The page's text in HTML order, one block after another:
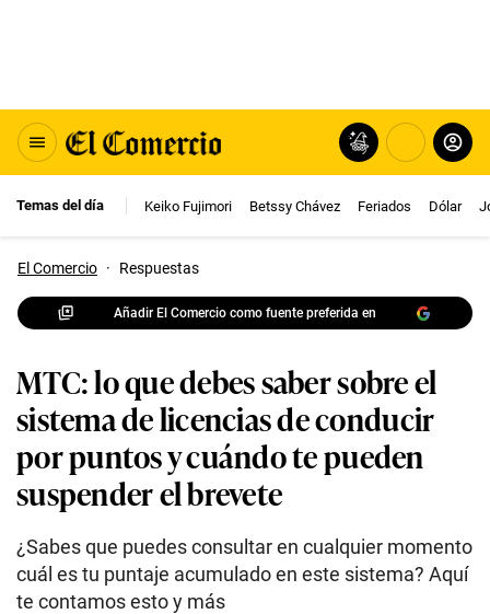
Temas del día Keiko Fujimori Betssy Chávez Feriados Dólar
El Comercio · Respuestas
Añadir El Comercio como fuente preferida en
MTC: lo que debes saber sobre el
sistema de licencias de conducir
por puntos y cuándo te pueden
suspender el brevete
¿Sabes que puedes consultar en cualquier momento
cuál es tu puntaje acumulado en este sistema? Aquí
te contamos esto y más